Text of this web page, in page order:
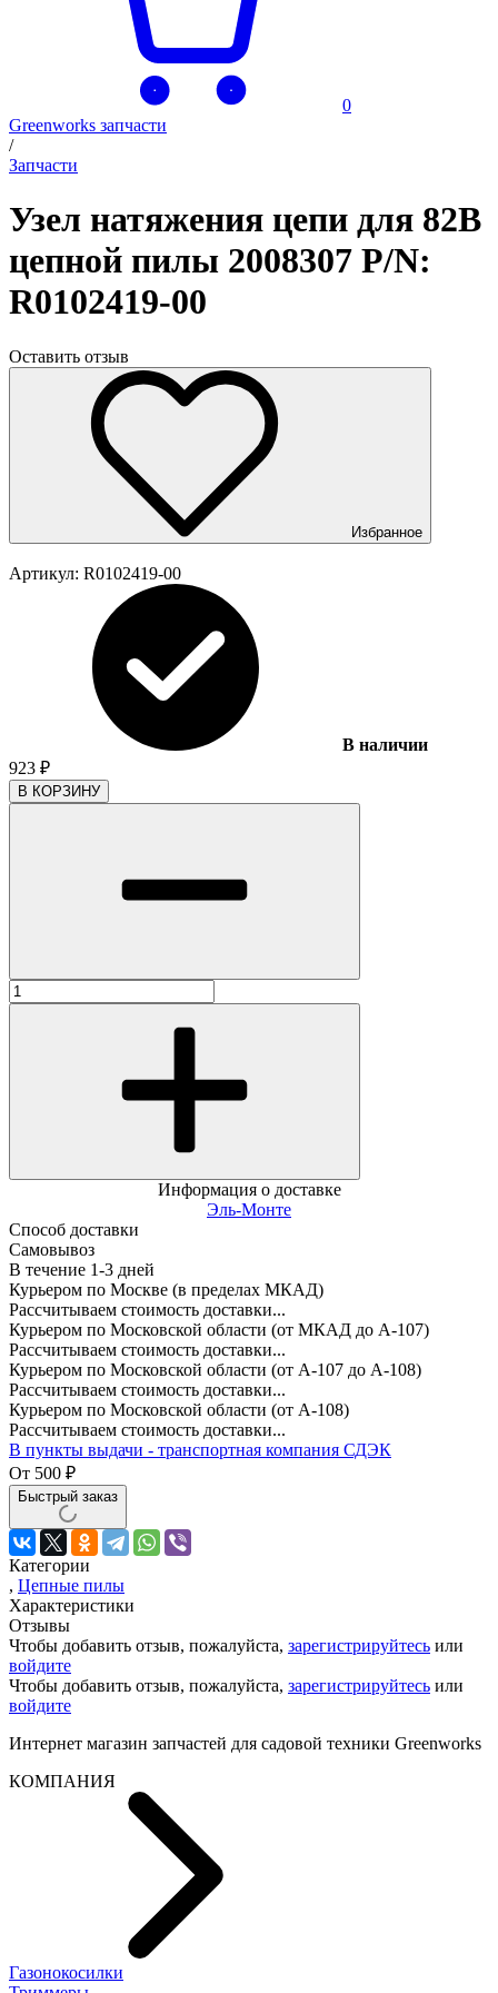
0
Greenworks запчасти
/
Запчасти
Узел натяжения цепи для 82В
цепной пилы 2008307 P/N:
R0102419-00
Оставить отзыв
Избранное
Артикул: R0102419-00
В наличии
923 ₽
В КОРЗИНУ
Информация о доставке
Эль-Монте
Способ доставки
Самовывоз
В течение 1-3 дней
Курьером по Москве (в пределах МКАД)
Рассчитываем стоимость доставки...
Курьером по Московской области (от МКАД до А-107)
Рассчитываем стоимость доставки...
Курьером по Московской области (от А-107 до А-108)
Рассчитываем стоимость доставки...
Курьером по Московской области (от А-108)
Рассчитываем стоимость доставки...
В пункты выдачи - транспортная компания СДЭК
От 500 ₽
Быстрый заказ
Категории
, Цепные пилы
Характеристики
Отзывы
Чтобы добавить отзыв, пожалуйста, зарегистрируйтесь или
войдите
Чтобы добавить отзыв, пожалуйста, зарегистрируйтесь или
войдите
Интернет магазин запчастей для садовой техники Greenworks
КОМПАНИЯ
Газонокосилки